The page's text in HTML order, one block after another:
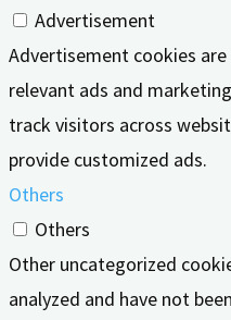
Advertisement
Advertisement cookies
relevant ads and
track visitors across
provide customized ads.
Others
Others
Other uncategorized
analyzed and have not